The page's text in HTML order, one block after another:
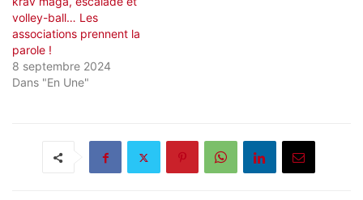
volley-ball… Les
associations prennent la
parole !
8 septembre 2024
Dans "En Une"